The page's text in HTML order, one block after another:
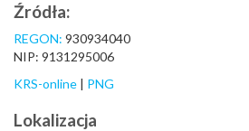
Źródła:
REGON: 930934040
NIP: 9131295006
KRS-online | PNG
Lokalizacja